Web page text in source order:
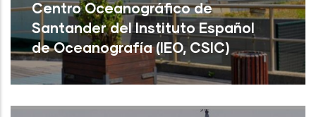
Centro Oceanográfico de
Santander del Instituto Español
de Oceanografía (IEO, CSIC)
Centro Oceanográfico de Santander del
Instituto Español de Oceanografía (IEO,